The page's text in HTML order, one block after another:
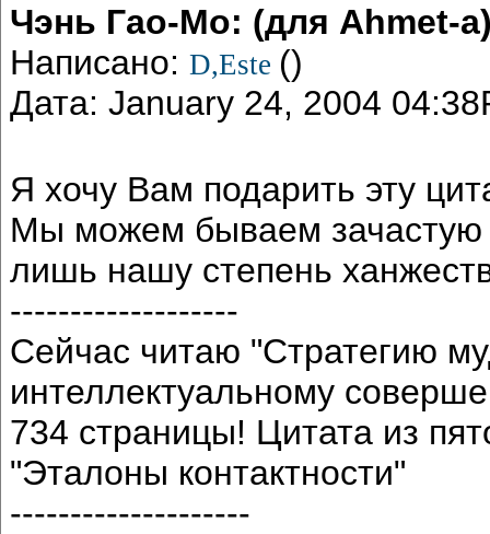
Чэнь Гао-Мо: (для Ahmet-
Написано: D,Este ()
Дата: January 24, 2004
Я хочу Вам подарить эту
Мы можем бываем зачастую
лишь нашу степень
-------------------
Сейчас читаю "Стратегию
интеллектуальному
734 страницы! Цитата из
"Эталоны контактности"
--------------------